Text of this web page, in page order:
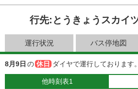
行先:とうきょうスカイ
運行状況 バス停地図
8月9日 の 休日 ダイヤで運行しております。
他時刻表1